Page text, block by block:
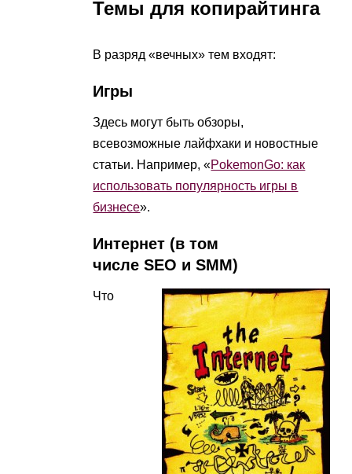
Темы для копирайтинга
В разряд «вечных» тем входят:
Игры
Здесь могут быть обзоры,
всевозможные лайфхаки и новостные
статьи. Например, «PokemonGo: как
использовать популярность игры в
бизнесе».
Интернет (в том
числе SEO и SMM)
Что